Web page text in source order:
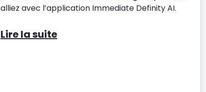
alliez avec l’application Immediate Definity AI.
Lire la suite